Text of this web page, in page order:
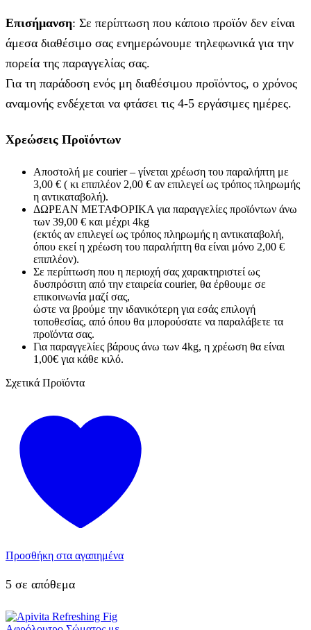
Επισήμανση: Σε περίπτωση που κάποιο προϊόν δεν είναι
άμεσα διαθέσιμο σας ενημερώνουμε τηλεφωνικά για την
πορεία της παραγγελίας σας.
Για τη παράδοση ενός μη διαθέσιμου προϊόντος, ο χρόνος
αναμονής ενδέχεται να φτάσει τις 4-5 εργάσιμες ημέρες.
Χρεώσεις Προϊόντων
Αποστολή με courier – γίνεται χρέωση του παραλήπτη με
3,00 € ( κι επιπλέον 2,00 € αν επιλεγεί ως τρόπος πληρωμής
η αντικαταβολή).
ΔΩΡΕΑΝ ΜΕΤΑΦΟΡΙΚΑ για παραγγελίες προϊόντων άνω
των 39,00 € και μέχρι 4kg
(εκτός αν επιλεγεί ως τρόπος πληρωμής η αντικαταβολή,
όπου εκεί η χρέωση του παραλήπτη θα είναι μόνο 2,00 €
επιπλέον).
Σε περίπτωση που η περιοχή σας χαρακτηριστεί ως
δυσπρόσιτη από την εταιρεία courier, θα έρθουμε σε
επικοινωνία μαζί σας,
ώστε να βρούμε την ιδανικότερη για εσάς επιλογή
τοποθεσίας, από όπου θα μπορούσατε να παραλάβετε τα
προϊόντα σας.
Για παραγγελίες βάρους άνω των 4kg, η χρέωση θα είναι
1,00€ για κάθε κιλό.
Σχετικά Προϊόντα
Προσθήκη στα αγαπημένα
5 σε απόθεμα